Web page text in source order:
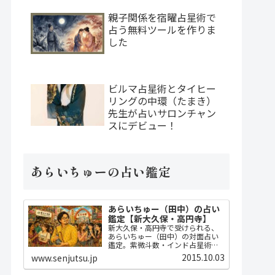
親子関係を宿曜占星術で
占う無料ツールを作りま
した
ビルマ占星術とタイヒー
リングの中環（たまき）
先生が占いサロンチャン
スにデビュー！
あらいちゅーの占い鑑定
あらいちゅー（田中）の占い
鑑定【新大久保・高円寺】
新大久保・高円寺で受けられる、
あらいちゅー（田中）の対面占い
鑑定。紫微斗数・インド占星術・
ダウジングで2時間かけてじっくり
占い、開運指導までセット。
MBA・FP・宅建士の実務知識に基
www.senjutsu.jp 2015.10.03